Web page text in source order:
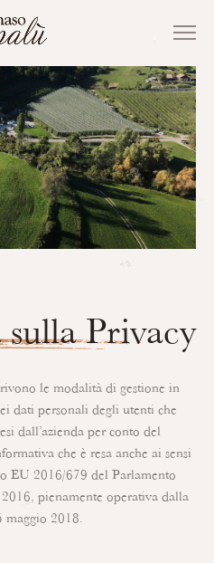
Privacy
le modalità di gestione in
dati personali degli utenti che
dall’azienda per conto del
che è resa anche ai sensi
EU 2016/679 del Parlamento
pienamente operativa dalla
maggio 2018.